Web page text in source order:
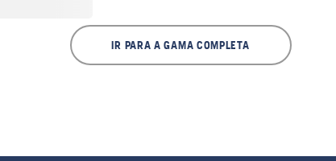
IR PARA A GAMA COMPLETA